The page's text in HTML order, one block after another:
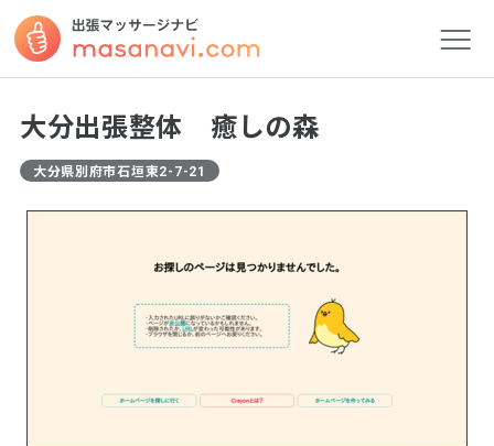
大分出張整体 癒しの森
大分県別府市石垣東2-7-21